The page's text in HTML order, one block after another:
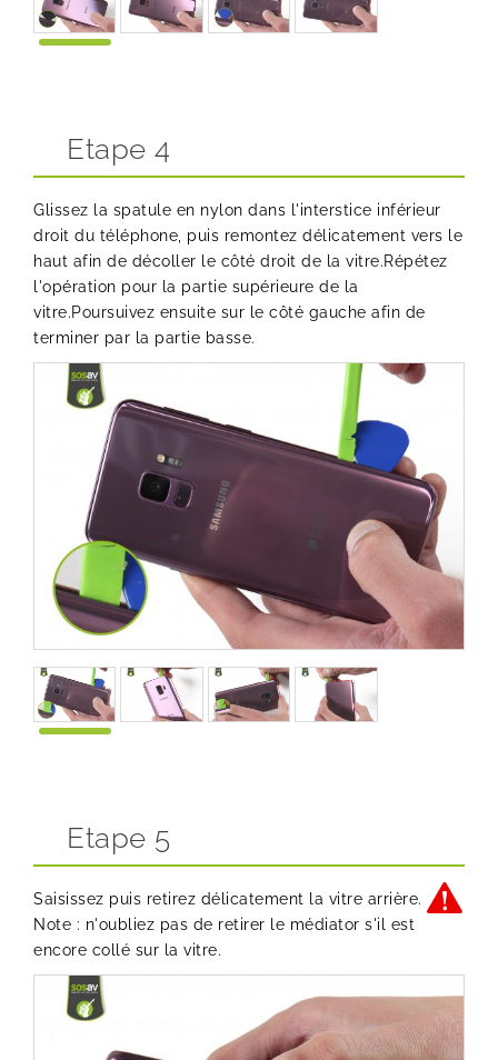
Etape 4
Glissez la spatule en nylon dans l'interstice inférieur
droit du téléphone, puis remontez délicatement vers le
haut afin de décoller le côté droit de la vitre.Répétez
l'opération pour la partie supérieure de la
vitre.Poursuivez ensuite sur le côté gauche afin de
terminer par la partie basse.
Etape 5
Saisissez puis retirez délicatement la vitre arrière.
Note : n'oubliez pas de retirer le médiator s'il est
encore collé sur la vitre.